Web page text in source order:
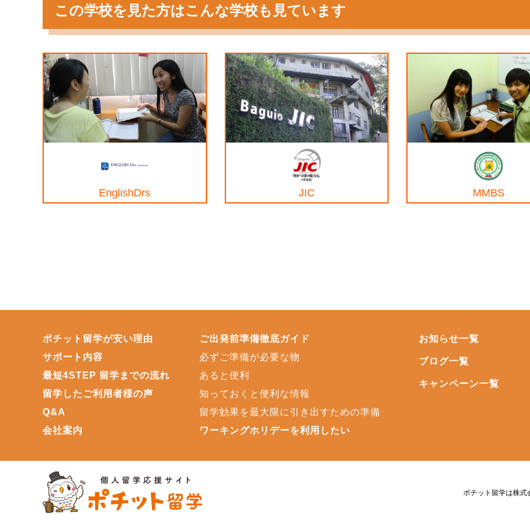
この学校を見た方はこんな学校も見ています
EnglishDrs JIC MMBS
ポチット留学が安い理由
サポート内容
最短4STEP 留学までの流れ
留学したご利用者様の声
Q&A
会社案内
ご出発前準備徹底ガイド
必ずご準備が必要な物
あると便利
知っておくと便利な情報
留学効果を最大限に引き出すための準備
ワーキングホリデーを利用したい
お知らせ一覧
ブログ一覧
キャンペーン一覧
ポチット留学は株